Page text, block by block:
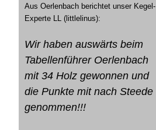
Aus Oerlenbach berichtet unser Kegel-
Experte LL (littlelinus):
Wir haben auswärts beim
Tabellenführer Oerlenbach
mit 34 Holz gewonnen und
die Punkte mit nach Steede
genommen!!!